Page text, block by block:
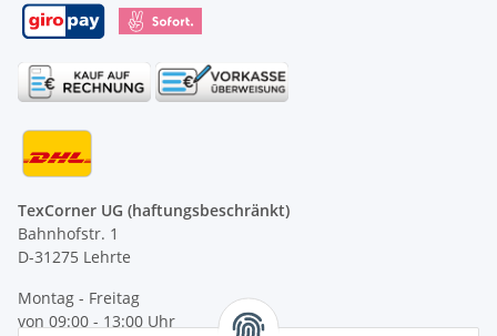
TexCorner UG (haftungsbeschränkt)
Bahnhofstr. 1
D-31275 Lehrte
Montag - Freitag
von 09:00 - 13:00 Uhr